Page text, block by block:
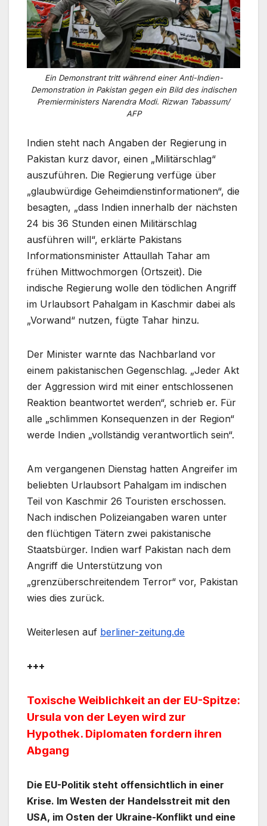
Ein Demonstrant tritt während einer Anti-Indien-
Demonstration in Pakistan gegen ein Bild des indischen
Premierministers Narendra Modi. Rizwan Tabassum/
AFP
Indien steht nach Angaben der Regierung in
Pakistan kurz davor, einen „Militärschlag“
auszuführen. Die Regierung verfüge über
„glaubwürdige Geheimdienstinformationen“, die
besagten, „dass Indien innerhalb der nächsten
24 bis 36 Stunden einen Militärschlag
ausführen will“, erklärte Pakistans
Informationsminister Attaullah Tahar am
frühen Mittwochmorgen (Ortszeit). Die
indische Regierung wolle den tödlichen Angriff
im Urlaubsort Pahalgam in Kaschmir dabei als
„Vorwand“ nutzen, fügte Tahar hinzu.
Der Minister warnte das Nachbarland vor
einem pakistanischen Gegenschlag. „Jeder Akt
der Aggression wird mit einer entschlossenen
Reaktion beantwortet werden“, schrieb er. Für
alle „schlimmen Konsequenzen in der Region“
werde Indien „vollständig verantwortlich sein“.
Am vergangenen Dienstag hatten Angreifer im
beliebten Urlaubsort Pahalgam im indischen
Teil von Kaschmir 26 Touristen erschossen.
Nach indischen Polizeiangaben waren unter
den flüchtigen Tätern zwei pakistanische
Staatsbürger. Indien warf Pakistan nach dem
Angriff die Unterstützung von
„grenzüberschreitendem Terror“ vor, Pakistan
wies dies zurück.
Weiterlesen auf berliner-zeitung.de
+++
Toxische Weiblichkeit an der EU-Spitze:
Ursula von der Leyen wird zur
Hypothek. Diplomaten fordern ihren
Abgang
Die EU-Politik steht offensichtlich in einer
Krise. Im Westen der Handelsstreit mit den
USA, im Osten der Ukraine-Konflikt und eine